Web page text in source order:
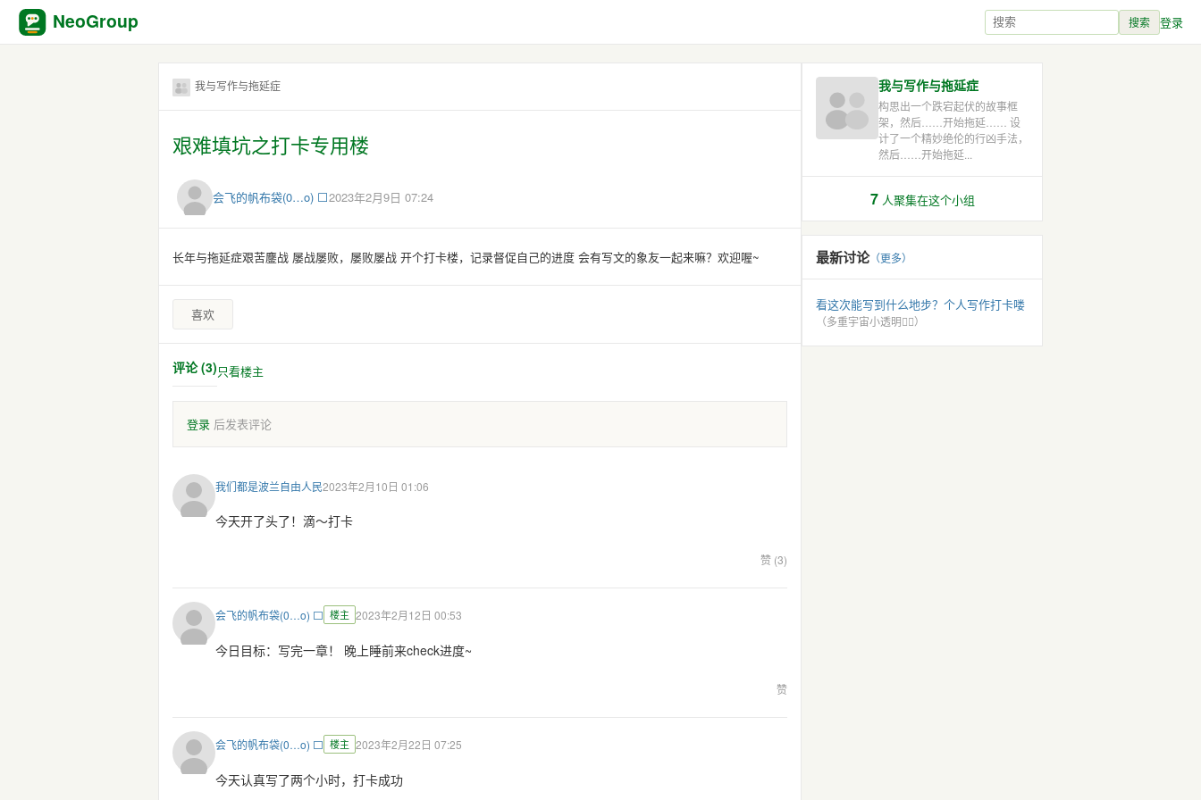
NeoGroup 搜索 登录
我与写作与拖延症
艰难填坑之打卡专用楼
会飞的帆布袋(0…o) ⬜️2023年2月9日 07:24
长年与拖延症艰苦鏖战 屡战屡败，屡败屡战 开个打卡楼，记录督促自己的进度 会有写文的象友一起来嘛？欢迎喔~
喜欢
评论 (3)只看楼主
登录 后发表评论
我们都是波兰自由人民2023年2月10日 01:06
今天开了头了！滴～打卡
赞 (3)
会飞的帆布袋(0…o) ⬜️ 楼主 2023年2月12日 00:53
今日目标：写完一章！ 晚上睡前来check进度~
赞
会飞的帆布袋(0…o) ⬜️ 楼主 2023年2月22日 07:25
今天认真写了两个小时，打卡成功
我与写作与拖延症
构思出一个跌宕起伏的故事框
架，然后……开始拖延…… 设
计了一个精妙绝伦的行凶手法，
然后……开始拖延...
7人聚集在这个小组
最新讨论（更多）
看这次能写到什么地步？个人写作打卡喽
（多重宇宙小透明🏳️‍🌈）